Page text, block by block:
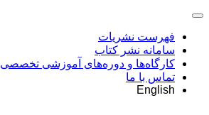
فهرست نشریات
سامانه نشر کتاب
کارگاه‌ها و دوره‌های آموزشی تخصصی
تماس با ما
English